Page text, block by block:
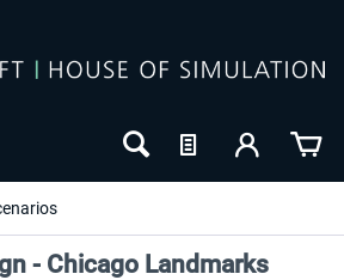
- Chicago Landmarks